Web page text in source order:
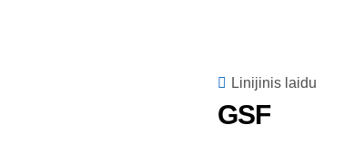
Linijinis laidu
GSF